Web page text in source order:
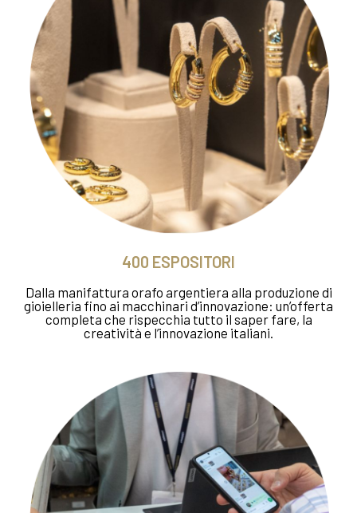
Marketing diretto diverso dal soft spam
Do il consenso Nego il consenso
Nego il consenso
400 ESPOSITORI
Dalla manifattura orafo argentiera alla produzione di
gioielleria fino ai macchinari d’innovazione: un’offerta
completa che rispecchia tutto il saper fare, la
creatività e l’innovazione italiani.